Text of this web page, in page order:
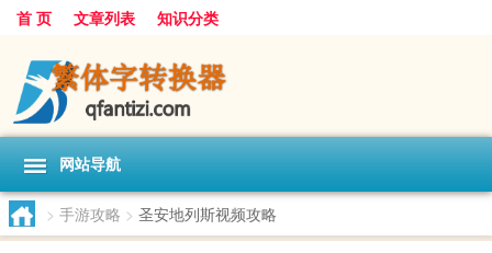
首 页 文章列表 知识分类
网站导航
> 手游攻略 > 圣安地列斯视频攻略